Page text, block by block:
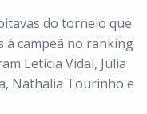
do torneio que
à campeã no ranking
Letícia Vidal, Júlia
Nathalia Tourinho e